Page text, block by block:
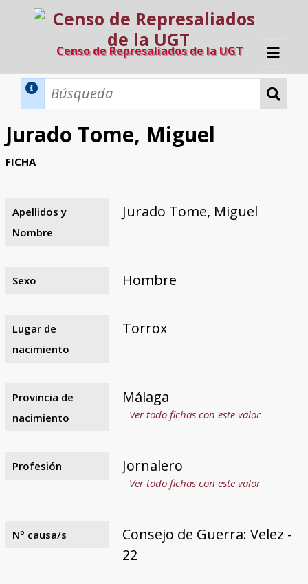
Censo de Represaliados de la UGT
Inicio
Búsqueda Dinámica
Búsqueda Avanzada
Razones y objetivos
El equipo
Colaboradores
Fuentes documentales
Jurado Tome, Miguel
FICHA
Apellidos y
Nombre
Jurado Tome, Miguel
Sexo Hombre
Lugar de
nacimiento
Torrox
Provincia de
nacimiento
Málaga
Ver todo fichas con este valor
Profesión Jornalero
Ver todo fichas con este valor
Nº causa/s
Consejo de Guerra: Velez -
22